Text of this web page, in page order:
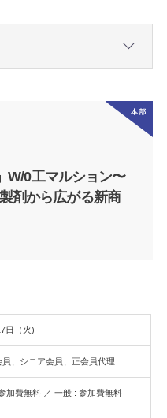
W/0工マルション〜
剤から広がる新商
日（火)
、シニア会員、正会員代理
加費無料 ／ 一般 : 参加費無料